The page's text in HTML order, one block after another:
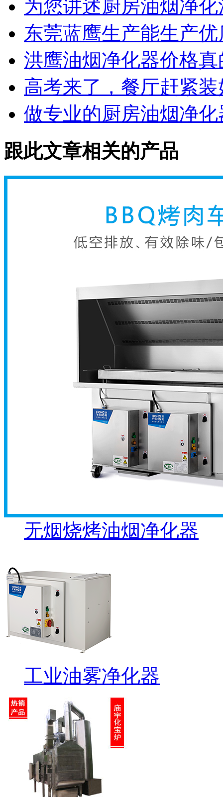
为您讲述厨房油烟净
东莞蓝鹰生产能生产
洪鹰油烟净化器价格
高考来了，餐厅赶紧
做专业的厨房油烟净
跟此文章相关的产品
无烟烧烤油烟净化器
工业油雾净化器